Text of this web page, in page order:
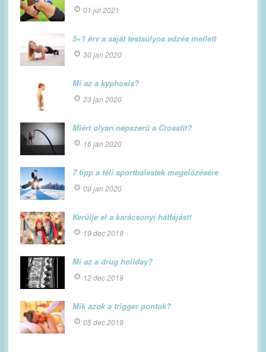
01 júl 2021
5+1 érv a saját testsúlyos edzés mellett
30 jan 2020
Mi az a kyphosis?
23 jan 2020
Miért olyan népszerű a Crossfit?
16 jan 2020
7 tipp a téli sportbalestek megelőzésére
09 jan 2020
Kerülje el a karácsonyi hátfájást!
19 dec 2019
Mi az a drug holiday?
12 dec 2019
Mik azok a trigger pontok?
05 dec 2019